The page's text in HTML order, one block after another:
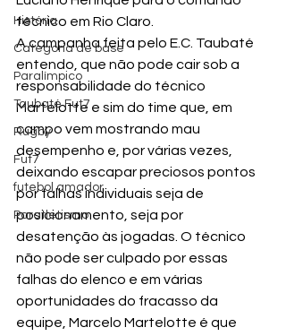
História
Categoria de base
Paralímpico
Taubaté Fut7
Rugby
Fut7
futebol amador
Paratletismo
técnico em Rio Claro.
A campanha feita pelo E.C. Taubaté
entendo, que não pode cair sob a
responsabilidade do técnico
Martelotte e sim do time que, em
campo vem mostrando mau
desempenho e, por várias vezes,
deixando escapar preciosos pontos
por falhas individuais seja de
posicionamento, seja por
desatenção às jogadas. O técnico
não pode ser culpado por essas
falhas do elenco e em várias
oportunidades do fracasso da
equipe, Marcelo Martelotte é que